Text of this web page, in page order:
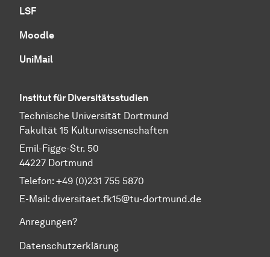
LSF
Moodle
UniMail
Institut für Diversitätsstudien
Technische Universität Dortmund
Fakultät 15 Kulturwissenschaften
Emil-Figge-Str. 50
44227 Dortmund
Telefon: +49 (0)231 755 5870
E-Mail: diversitaet.fk15@tu-dortmund.de
Anregungen?
Datenschutzerklärung